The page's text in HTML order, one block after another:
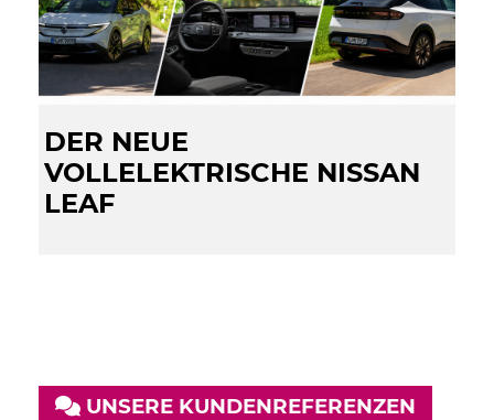
DER NEUE
VOLLELEKTRISCHE NISSAN
LEAF
UNSERE KUNDENREFERENZEN